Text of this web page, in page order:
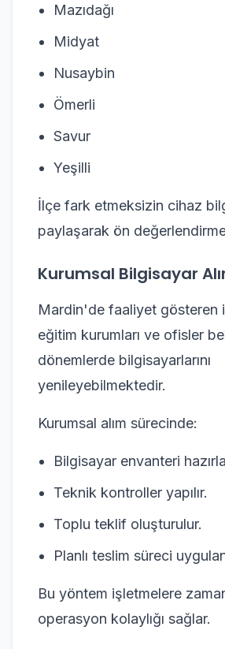
Mazıdağı
Midyat
Nusaybin
Ömerli
Savur
Yeşilli
İlçe fark etmeksizin cihaz
paylaşarak ön
Kurumsal Bilgisayar
Mardin'de faaliyet gösteren
eğitim kurumları ve ofisler
dönemlerde bilgisayarlarını
yenileyebilmektedir.
Kurumsal alım sürecinde:
Bilgisayar envanteri
Teknik kontroller yapılır.
Toplu teklif oluşturulur.
Planlı teslim süreci
Bu yöntem işletmelere
operasyon kolaylığı sağlar.